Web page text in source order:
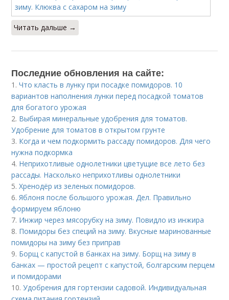
Читать дальше →
Последние обновления на сайте:
1.Что класть в лунку при посадке помидоров. 10
вариантов наполнения лунки перед посадкой томатов
для богатого урожая
2. Выбирая минеральные удобрения для томатов.
Удобрение для томатов в открытом грунте
3. Когда и чем подкормить рассаду помидоров. Для чего
нужна подкормка
4. Неприхотливые однолетники цветущие все лето без
рассады. Насколько неприхотливы однолетники
5.Хренодёр из зеленых помидоров.
6.Яблоня после большого урожая. Дел. Правильно
формируем яблоню
7. Инжир через мясорубку на зиму. Повидло из инжира
8. Помидоры без специй на зиму. Вкусные маринованные
помидоры на зиму без приправ
9. Борщ с капустой в банках на зиму. Борщ на зиму в
банках — простой рецепт с капустой, болгарским перцем
и помидорами
10.Удобрения для гортензии садовой. Индивидуальная